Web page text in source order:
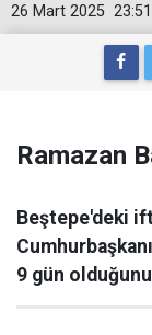
23:51
26 Mart 2025
Ramazan
Beştepe'deki
9 gün